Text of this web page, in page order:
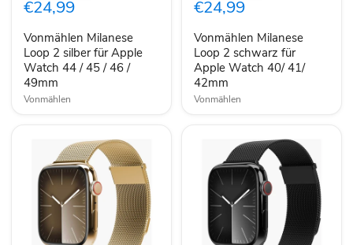
silber
Apple
Watch
44
45
€24,99
Vonmählen Milanese
Loop 2 silber für Apple
Watch 44 / 45 / 46 /
49mm
Vonmählen
schwarz
Apple
Watch
40/
41/
42mm
€24,99
Vonmählen Milanese
Loop 2 schwarz für
Apple Watch 40/ 41/
42mm
Vonmählen